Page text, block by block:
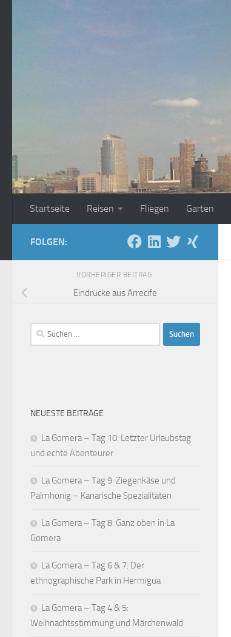
Startseite Reisen Fliegen Garten
FOLGEN:
VORHERIGER BEITRAG
Eindrücke aus Arrecife
Suchen
nach:
NEUESTE BEITRÄGE
La Gomera – Tag 10: Letzter Urlaubstag
und echte Abenteurer
La Gomera – Tag 9: Ziegenkäse und
Palmhonig – Kanarische Spezialitäten
La Gomera – Tag 8: Ganz oben in La
Gomera
La Gomera – Tag 6 & 7: Der
ethnographische Park in Hermigua
La Gomera – Tag 4 & 5:
Weihnachtsstimmung und Märchenwald